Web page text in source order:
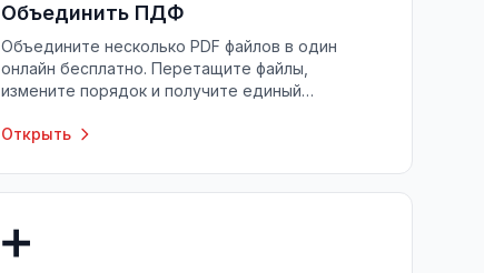
Объединить ПДФ
Объедините несколько PDF файлов в один
онлайн бесплатно. Перетащите файлы,
измените порядок и получите единый
Открыть
➕